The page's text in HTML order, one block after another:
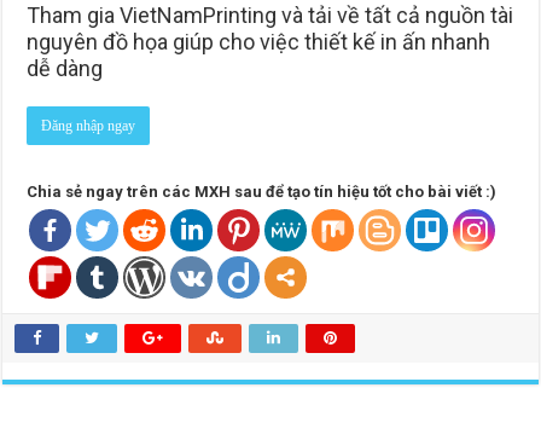
Tham gia VietNamPrinting và tải về tất cả nguồn tài
nguyên đồ họa giúp cho việc thiết kế in ấn nhanh
dễ dàng
Đăng nhập ngay
Chia sẻ ngay trên các MXH sau để tạo tín hiệu tốt cho bài viết :)